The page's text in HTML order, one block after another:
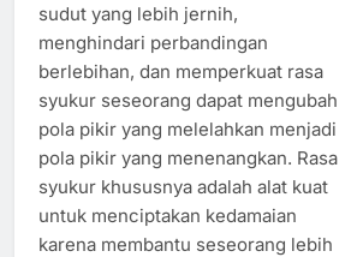
sudut yang lebih jernih,
menghindari perbandingan
berlebihan, dan memperkuat rasa
syukur seseorang dapat mengubah
pola pikir yang melelahkan menjadi
pola pikir yang menenangkan. Rasa
syukur khususnya adalah alat kuat
untuk menciptakan kedamaian
karena membantu seseorang lebih